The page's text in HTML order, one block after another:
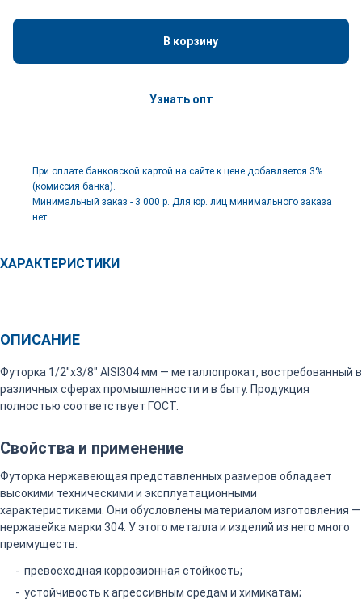
В корзину
Узнать опт
При оплате банковской картой на сайте к цене добавляется 3%
(комиссия банка).
Минимальный заказ - 3 000 р. Для юр. лиц минимального заказа
нет.
ХАРАКТЕРИСТИКИ
ОПИСАНИЕ
Футорка 1/2"х3/8" AISI304 мм — металлопрокат, востребованный в
различных сферах промышленности и в быту. Продукция
полностью соответствует ГОСТ.
Свойства и применение
Футорка нержавеющая представленных размеров обладает
высокими техническими и эксплуатационными
характеристиками. Они обусловлены материалом изготовления —
нержавейка марки 304. У этого металла и изделий из него много
преимуществ:
превосходная коррозионная стойкость;
устойчивость к агрессивным средам и химикатам;